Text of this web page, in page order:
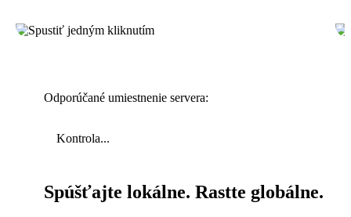
Odporúčané umiestnenie servera:
Kontrola...
Spúšťajte lokálne. Rastte globálne.